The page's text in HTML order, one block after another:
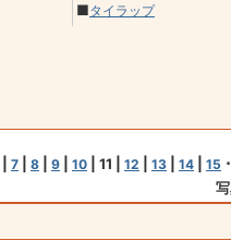
■タイラップ
7 8 9 10 11 12 13 14 15